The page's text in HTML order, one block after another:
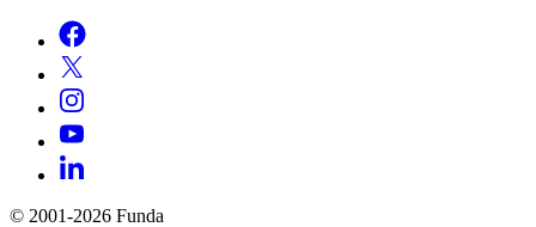
© 2001-2026 Funda